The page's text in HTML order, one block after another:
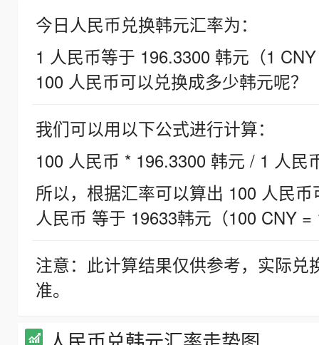
今日人民币兑换韩元汇率为：
1 人民币等于 196.3300 韩元（1
100 人民币可以兑换成多少韩元呢？
我们可以用以下公式进行计算：
100 人民币 * 196.3300 韩元 / 1 人民
所以，根据汇率可以算出 100 人民
人民币 等于 19633韩元（100 CNY =
注意：此计算结果仅供参考，实际
准。